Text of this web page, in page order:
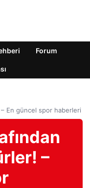
Forum
En güncel spor haberleri
–